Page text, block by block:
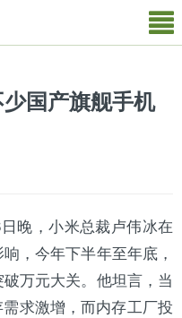
国产旗舰手机
晚，小米总裁卢伟冰在
，今年下半年至年底，
万元大关。他坦言，当
求激增，而内存工厂投